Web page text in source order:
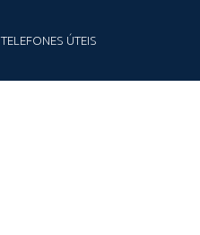
TELEFONES ÚTEIS